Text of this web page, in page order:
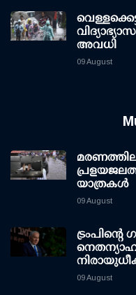
അവധി
09 August
യാത്രകള്‍
09 August
09 August